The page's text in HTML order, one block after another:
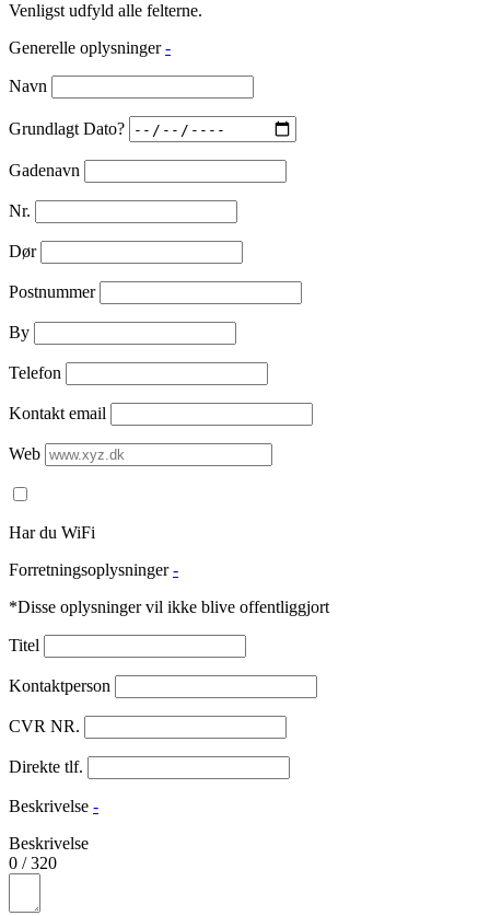
Venligst udfyld alle felterne.
Generelle oplysninger -
Navn
Grundlagt Dato?
Gadenavn
Nr.
Dør
Postnummer
By
Telefon
Kontakt email
Web
Har du WiFi
Forretningsoplysninger -
*Disse oplysninger vil ikke blive offentliggjort
Titel
Kontaktperson
CVR NR.
Direkte tlf.
Beskrivelse -
Beskrivelse
0 /320